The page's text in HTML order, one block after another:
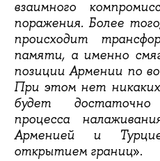
взаимного
поражения. Более
происходит
памяти, а именно
позиции Армении по
При этом нет
будет
процесса
Арменией и
открытием границ».